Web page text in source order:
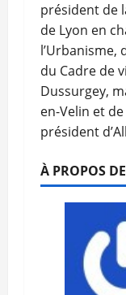
président de
de Lyon en
l’Urbanisme,
du Cadre de
Dussurgey,
en-Velin et
président
À PROPOS